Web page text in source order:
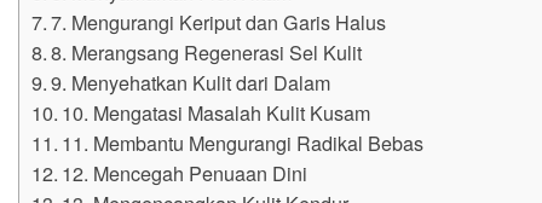
7. Mengurangi Keriput dan Garis Halus
8. Merangsang Regenerasi Sel Kulit
9. Menyehatkan Kulit dari Dalam
10. Mengatasi Masalah Kulit Kusam
11. Membantu Mengurangi Radikal Bebas
12. Mencegah Penuaan Dini